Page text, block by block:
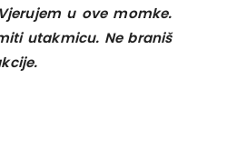
u ove momke.
utakmicu. Ne braniš